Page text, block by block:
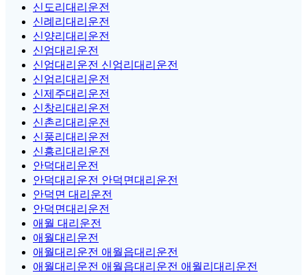
신도리대리운전
신례리대리운전
신양리대리운전
신엄대리운전
신엄대리운전 신엄리대리운전
신엄리대리운전
신제주대리운전
신창리대리운전
신촌리대리운전
신풍리대리운전
신흥리대리운전
안덕대리운전
안덕대리운전 안덕면대리운전
안덕면 대리운전
안덕면대리운전
애월 대리운전
애월대리운전
애월대리운전 애월읍대리운전
애월대리운전 애월읍대리운전 애월리대리운전